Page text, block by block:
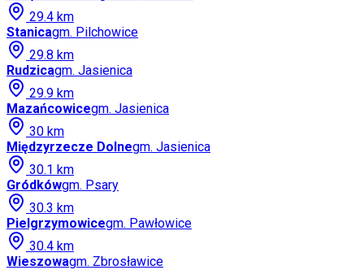
29.4 km
Stanicagm. Pilchowice
29.8 km
Rudzicagm. Jasienica
29.9 km
Mazańcowicegm. Jasienica
30 km
Międzyrzecze Dolnegm. Jasienica
30.1 km
Gródkówgm. Psary
30.3 km
Pielgrzymowicegm. Pawłowice
30.4 km
Wieszowagm. Zbrosławice